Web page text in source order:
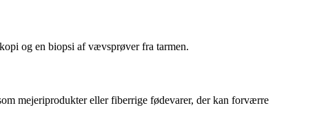
og en biopsi af vævsprøver fra tarmen.
mejeriprodukter eller fiberrige fødevarer, der kan forværre